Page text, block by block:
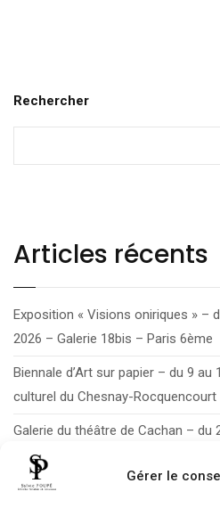
Gérer le
Rechercher
Articles récents
Exposition « Visions oniriques » –
2026 – Galerie 18bis – Paris 6ème
Biennale d’Art sur papier – du 9 au
culturel du Chesnay-Rocquencourt
Galerie du théâtre de Cachan – du
Janvier 2026
Exposition d’été du 6 Juin au 12